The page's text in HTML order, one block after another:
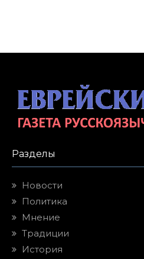
Разделы
Новости
Политика
Мнение
Традиции
История